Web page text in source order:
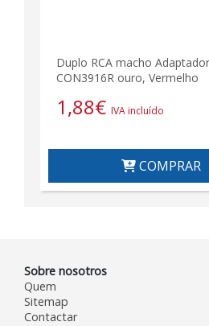
Duplo RCA macho Adaptador
CON3916R ouro, Vermelho
1,88€ IVA incluído
COMPRAR
Sobre nosotros
Quem
Sitemap
Contactar